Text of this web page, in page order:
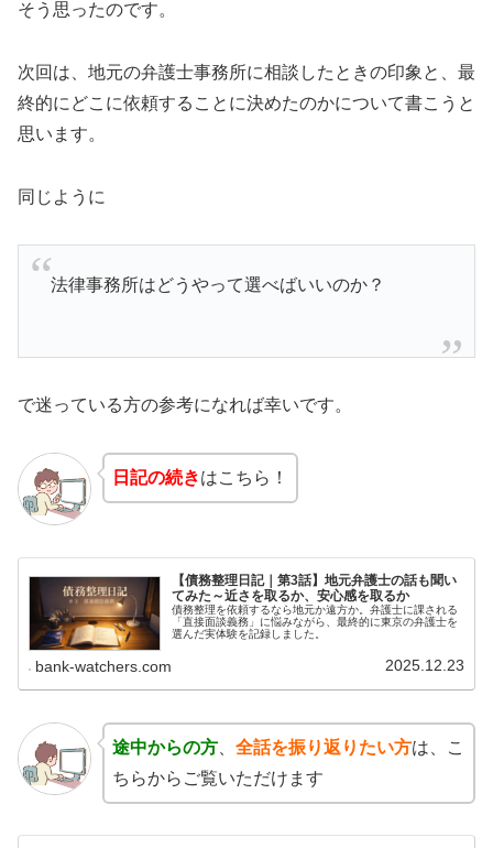
そう思ったのです。
次回は、地元の弁護士事務所に相談したときの印象と、最
終的にどこに依頼することに決めたのかについて書こうと
思います。
同じように
法律事務所はどうやって選べばいいのか？
で迷っている方の参考になれば幸いです。
日記の続きはこちら！
【債務整理日記｜第3話】地元弁護士の話も聞い
てみた～近さを取るか、安心感を取るか
債務整理を依頼するなら地元か遠方か。弁護士に課される
「直接面談義務」に悩みながら、最終的に東京の弁護士を
選んだ実体験を記録しました。
bank-watchers.com 2025.12.23
途中からの方、 全話を振り返りたい方は、こ
ちらからご覧いただけます